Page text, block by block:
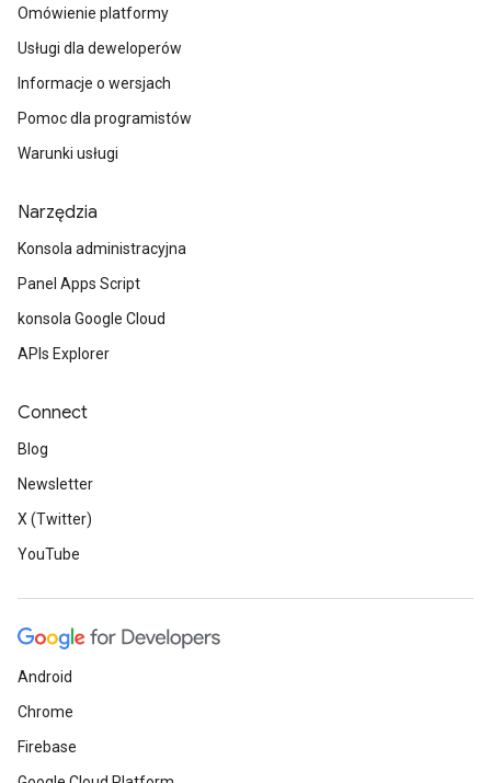
Omówienie platformy
Usługi dla deweloperów
Informacje o wersjach
Pomoc dla programistów
Warunki usługi
Narzędzia
Konsola administracyjna
Panel Apps Script
konsola Google Cloud
APIs Explorer
Connect
Blog
Newsletter
X (Twitter)
YouTube
Android
Chrome
Firebase